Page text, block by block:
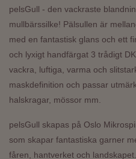
pelsGull - den vackraste
mullbärssilke! Pälsullen är
med en fantastisk glans och ett
och lyxigt handfärgat 3 trådigt
vackra, luftiga, varma och
maskdefinition och passar
halskragar, mössor mm.
pelsGull skapas på Oslo
som skapar fantastiska garner
fåren, hantverket och